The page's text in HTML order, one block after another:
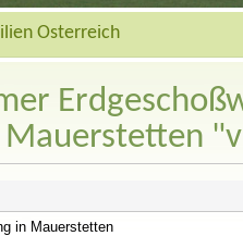
Österreich
in Mauerstetten